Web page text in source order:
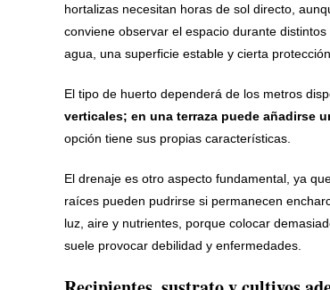
hortalizas necesitan horas de sol directo,
conviene observar el espacio durante
agua, una superficie estable y cierta
El tipo de huerto dependerá de los metros
verticales; en una terraza puede añadirse
opción tiene sus propias características.
El drenaje es otro aspecto fundamental, ya
raíces pueden pudrirse si permanecen
luz, aire y nutrientes, porque colocar
suele provocar debilidad y enfermedades.